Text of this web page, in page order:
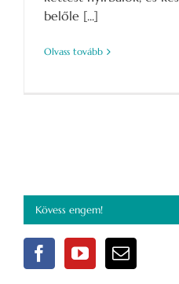
belőle [...]
Olvass tovább
Kövess engem!